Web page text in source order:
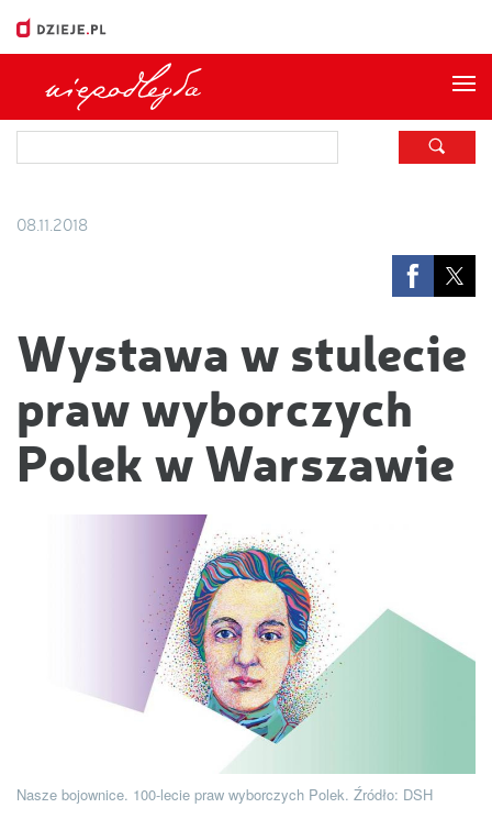
08.11.2018
Wystawa w stulecie
praw wyborczych
Polek w Warszawie
Nasze bojownice. 100-lecie praw wyborczych Polek. Źródło: DSH